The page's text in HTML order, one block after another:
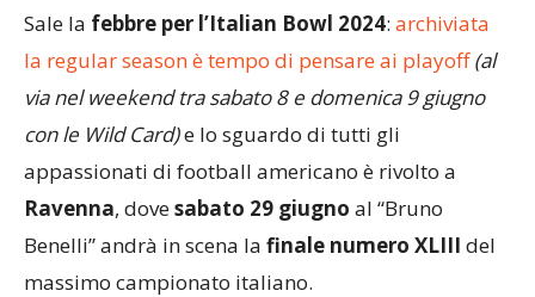
Sale la febbre per l’Italian Bowl 2024: archiviata
la regular season è tempo di pensare ai playoff (al
via nel weekend tra sabato 8 e domenica 9 giugno
con le Wild Card)e lo sguardo di tutti gli
appassionati di football americano è rivolto a
Ravenna, dovesabato 29 giugno al “Bruno
Benelli” andrà in scena la finale numero XLIII del
massimo campionato italiano.